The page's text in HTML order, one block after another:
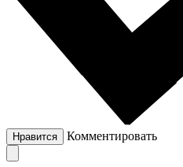
Нравится Комментировать